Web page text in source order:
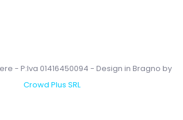
- P:Iva 01416450094 - Design in Bragno by
Crowd Plus SRL